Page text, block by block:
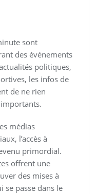
sont
des événements
politiques,
les infos de
de ne rien
médias
l’accès à
primordial.
offrent une
des mises à
se passe dans le